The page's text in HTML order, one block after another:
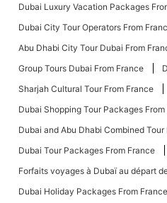
Dubai Luxury Vacation Packages
Dubai City Tour Operators From
Abu Dhabi City Tour Dubai From
Group Tours Dubai From France
Sharjah Cultural Tour From France
Dubai Shopping Tour Packages
Dubai and Abu Dhabi Combined
Dubai Tour Packages From France
Forfaits voyages à Dubaï au départ
Dubai Holiday Packages From France